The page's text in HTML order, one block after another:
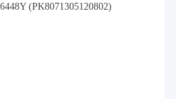
(PK8071305120802)